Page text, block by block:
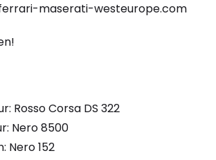
maserati-westeurope.com
Rosso Corsa DS 322
Nero 8500
Nero 152